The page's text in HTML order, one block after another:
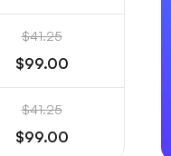
$41.25
$99.00
$41.25
$99.00